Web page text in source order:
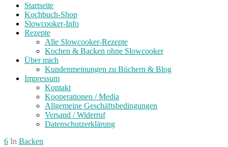
Startseite
Kochbuch-Shop
Slowcooker-Info
Rezepte
Alle Slowcooker-Rezepte
Kochen & Backen ohne Slowcooker
Über mich
Kundenmeinungen zu Büchern & Blog
Impressum
Kontakt
Kooperationen / Media
Allgemeine Geschäftsbedingungen
Versand / Widerruf
Datenschutzerklärung
6 In Backen